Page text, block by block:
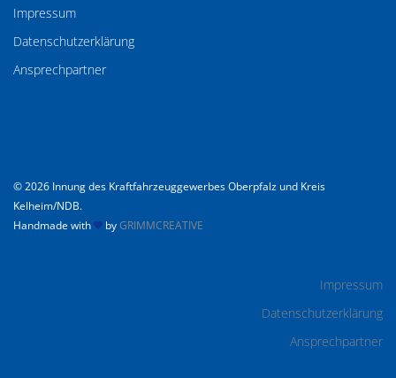
Impressum
Datenschutzerklärung
Ansprechpartner
© 2026 Innung des Kraftfahrzeuggewerbes Oberpfalz und Kreis
Kelheim/NDB.
Handmade with
byGRIMMCREATIVE
Impressum
Datenschutzerklärung
Ansprechpartner